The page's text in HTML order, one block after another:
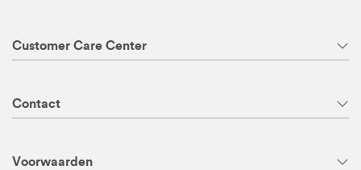
Customer Care Center
Contact
Voorwaarden